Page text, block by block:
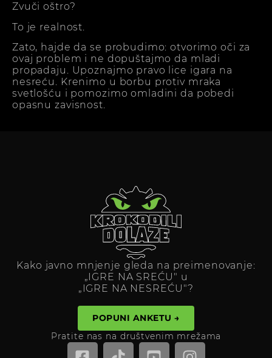
Zvuči oštro?
To je realnost.
Zato, hajde da se probudimo: otvorimo oči za
ovaj problem i ne dopuštajmo da mladi
propadaju. Upoznajmo pravo lice igara na
nesreću. Krenimo u borbu protiv mraka
svetlošću i pomozimo omladini da pobedi
opasnu zavisnost.
Kako javno mnjenje gleda na preimenovanje:
„IGRE NA SREĆU" u
„IGRE NA NESREĆU"?
POPUNI ANKETU →
Pratite nas na društvenim mrežama